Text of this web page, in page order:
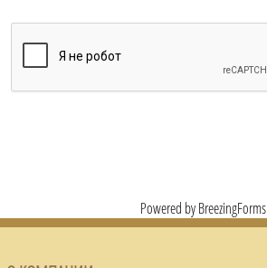
Powered by BreezingForms